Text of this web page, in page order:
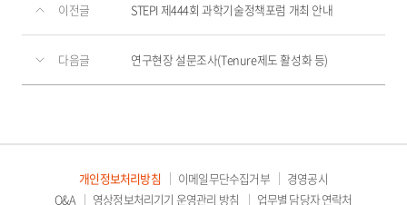
이전글 STEPI 제444회 과학기술정책포럼 개최 안내
다음글 연구현장 설문조사(Tenure제도 활성화 등)
개인정보처리방침 이메일무단수집거부
경영공시
Q&A
영상정보처리기기 운영관리 방침 업무별 담당자 연락처